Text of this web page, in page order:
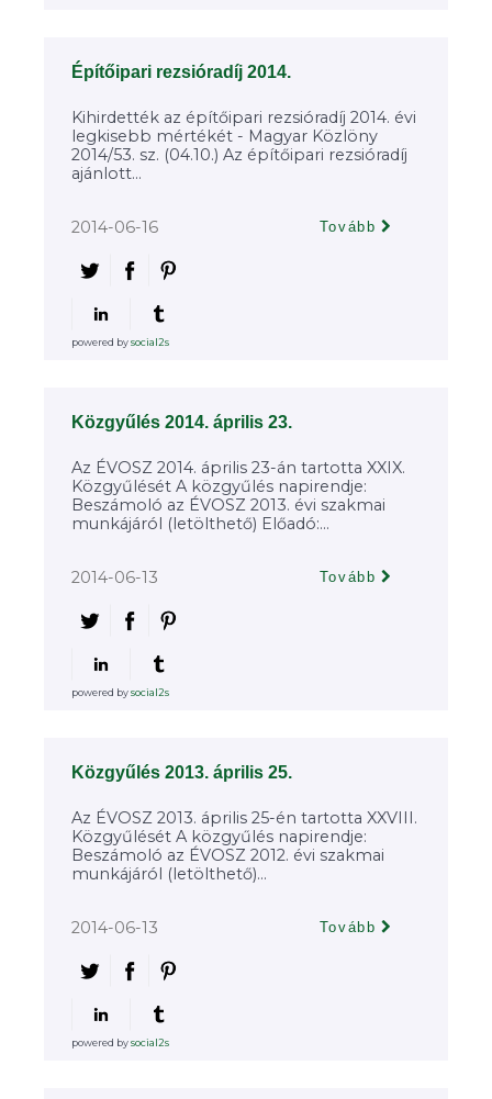
Építőipari rezsióradíj 2014.
Kihirdették az építőipari rezsióradíj 2014. évi
legkisebb mértékét - Magyar Közlöny
2014/53. sz. (04.10.) Az építőipari rezsióradíj
ajánlott...
2014-06-16 Tovább
powered bysocial2s
Közgyűlés 2014. április 23.
Az ÉVOSZ 2014. április 23-án tartotta XXIX.
Közgyűlését A közgyűlés napirendje:
Beszámoló az ÉVOSZ 2013. évi szakmai
munkájáról (letölthető) Előadó:...
2014-06-13 Tovább
powered bysocial2s
Közgyűlés 2013. április 25.
Az ÉVOSZ 2013. április 25-én tartotta XXVIII.
Közgyűlését A közgyűlés napirendje:
Beszámoló az ÉVOSZ 2012. évi szakmai
munkájáról (letölthető)...
2014-06-13 Tovább
powered bysocial2s